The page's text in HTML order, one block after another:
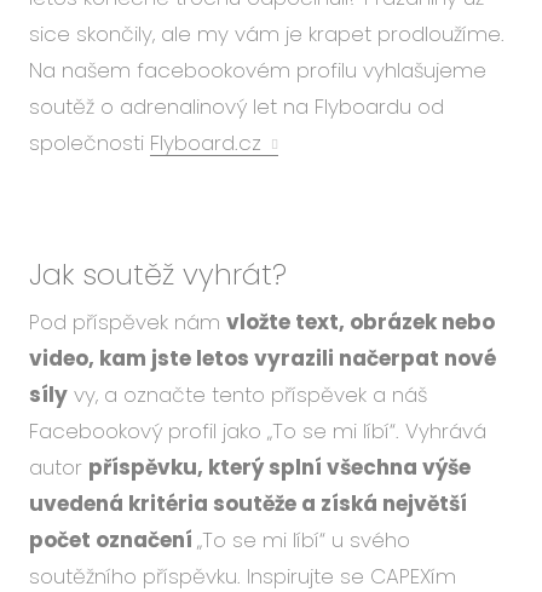
sice skončily, ale my vám je krapet prodloužíme.
Na našem facebookovém profilu vyhlašujeme
soutěž o adrenalinový let na Flyboardu od
společnosti Flyboard.cz
Jak soutěž vyhrát?
Pod příspěvek nám vložte text, obrázek nebo
video, kam jste letos vyrazili načerpat nové
síly vy, a označte tento příspěvek a náš
Facebookový profil jako „To se mi líbí“. Vyhrává
autor příspěvku, který splní všechna výše
uvedená kritéria soutěže a získá největší
počet označení „To se mi líbí“ u svého
soutěžního příspěvku. Inspirujte se CAPEXím